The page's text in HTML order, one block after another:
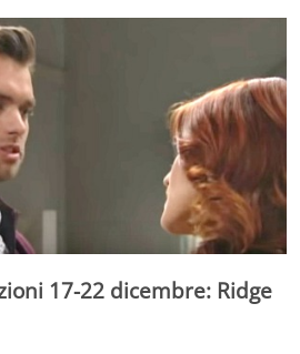
17-22 dicembre: Ridge